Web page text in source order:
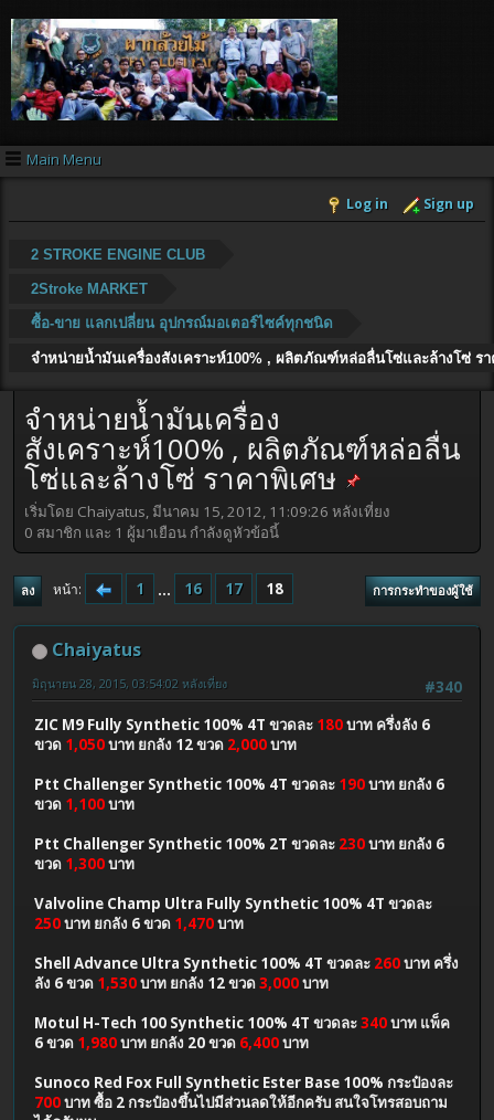
Main Menu
Log in Sign up
2 STROKE ENGINE CLUB
2Stroke MARKET
ซื้อ-ขาย แลกเปลี่ยน อุปกรณ์มอเตอร์ไซค์ทุกชนิด
จำหน่ายน้ำมันเครื่องสังเคราะห์100% , ผลิตภัณฑ์หล่อลื่นโซ่และล้างโซ่ รา
จำหน่ายน้ำมันเครื่อง
สังเคราะห์100% , ผลิตภัณฑ์หล่อลื่น
โซ่และล้างโซ่ ราคาพิเศษ
เริ่มโดย Chaiyatus, มีนาคม 15, 2012, 11:09:26 หลังเที่ยง
0 สมาชิก และ 1 ผู้มาเยือน กำลังดูหัวข้อนี้
ลง หน้า 1 ... 16 17 18 การกระทำของผู้ใช้
Chaiyatus
#340
มิถุนายน 28, 2015, 03:54:02 หลังเที่ยง
ZIC M9 Fully Synthetic 100% 4T ขวดละ 180บาท ครึ่งลัง 6
ขวด 1,050บาท ยกลัง 12 ขวด 2,000บาท
Ptt Challenger Synthetic 100% 4T ขวดละ 190บาท ยกลัง 6
ขวด 1,100บาท
Ptt Challenger Synthetic 100% 2T ขวดละ 230บาท ยกลัง 6
ขวด 1,300บาท
Valvoline Champ Ultra Fully Synthetic 100% 4T ขวดละ
250บาท ยกลัง 6 ขวด 1,470บาท
Shell Advance Ultra Synthetic 100% 4T ขวดละ 260บาท ครึ่ง
ลัง 6 ขวด 1,530บาท ยกลัง 12 ขวด3,000บาท
Motul H-Tech 100 Synthetic 100% 4T ขวดละ340บาท แพ็ค
6 ขวด 1,980บาท ยกลัง 20 ขวด 6,400บาท
Sunoco Red Fox Full Synthetic Ester Base 100% กระป๋องละ
700บาท ซื้อ 2 กระป๋องขึ้นไปมีส่วนลดให้อีกครับ สนใจโทรสอบถาม